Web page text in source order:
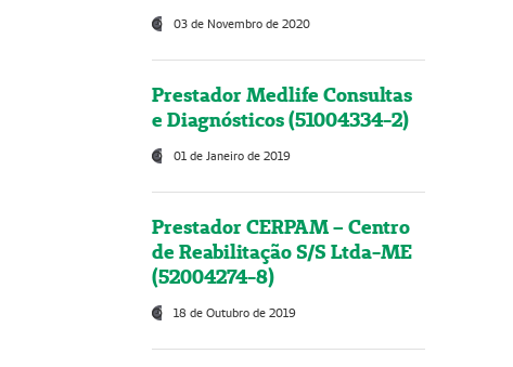
03 de Novembro de 2020
Prestador Medlife Consultas
e Diagnósticos (51004334-2)
01 de Janeiro de 2019
Prestador CERPAM – Centro
de Reabilitação S/S Ltda-ME
(52004274-8)
18 de Outubro de 2019